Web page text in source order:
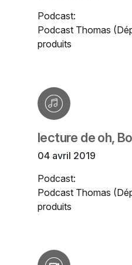
Podcast:
Podcast Thomas
produits
lecture de oh,
04 avril 2019
Podcast:
Podcast Thomas
produits